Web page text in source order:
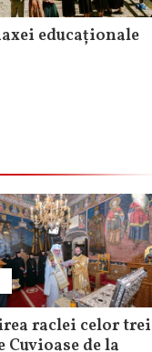
educaționale
raclei celor trei
Cuvioase de la